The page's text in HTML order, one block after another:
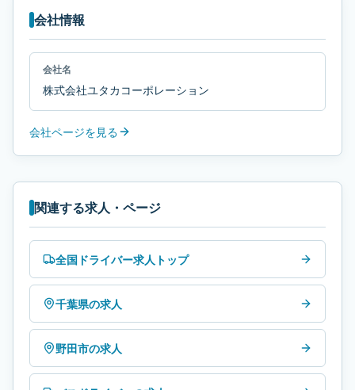
会社情報
会社名
株式会社ユタカコーポレーション
会社ページを見る
関連する求人・ページ
全国ドライバー求人トップ
千葉県の求人
野田市の求人